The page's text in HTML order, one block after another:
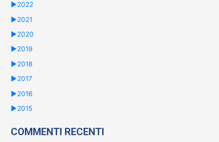
►2022
►2021
►2020
►2019
►2018
►2017
►2016
►2015
COMMENTI RECENTI